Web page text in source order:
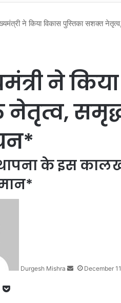
ने किया विकास पुस्तिका सशक्त
ने
के इस
Durgesh Mishra December
Odnoklassniki
Pocket